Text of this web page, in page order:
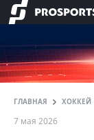
ГЛАВНАЯ ХОККЕЙ
7 мая 2026